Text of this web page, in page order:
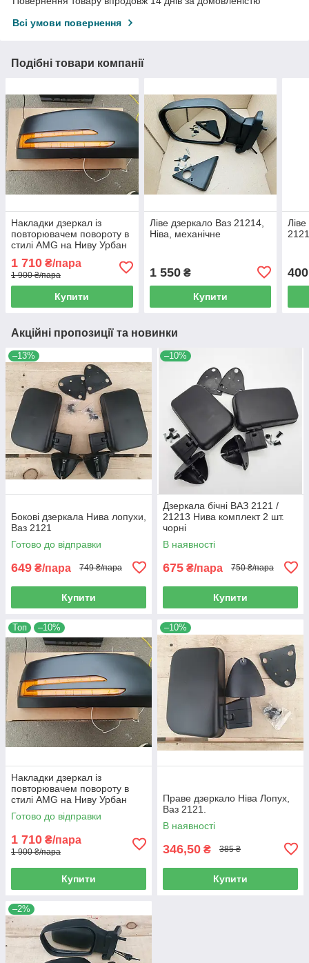
Всі умови повернення
Подібні товари компанії
Накладки дзеркал із
повторювачем повороту в
стилі AMG на Ниву Урбан
1 710 ₴/пара
1 900 ₴/пара
Купити
Ліве дзеркало Ваз 21214,
Ніва, механічне
1 550₴
Купити
400
Акційні пропозиції та новинки
–13%
Бокові дзеркала Нива лопухи,
Ваз 2121
Готово до відправки
649 ₴/пара 749 ₴/пара
Купити
–10%
Дзеркала бічні ВАЗ 2121 /
21213 Нива комплект 2 шт.
чорні
В наявності
675 ₴/пара 750 ₴/пара
Купити
Топ –10%
Накладки дзеркал із
повторювачем повороту в
стилі AMG на Ниву Урбан
Готово до відправки
1 710 ₴/пара
1 900 ₴/пара
Купити
–10%
Праве дзеркало Ніва Лопух,
Ваз 2121.
В наявності
346,50 ₴ 385 ₴
Купити
–2%